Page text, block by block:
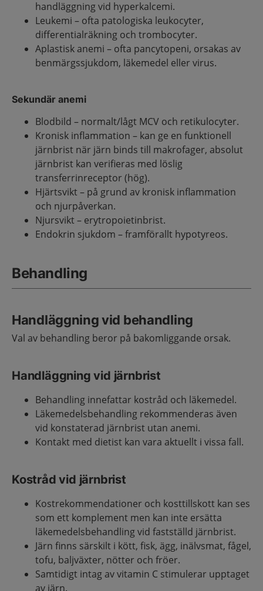
handläggning vid hyperkalcemi.
Leukemi – ofta patologiska leukocyter,
differentialräkning och trombocyter.
Aplastisk anemi – ofta pancytopeni, orsakas av
benmärgssjukdom, läkemedel eller virus.
Sekundär anemi
Blodbild – normalt/lågt MCV och retikulocyter.
Kronisk inflammation – kan ge en funktionell
järnbrist när järn binds till makrofager, absolut
järnbrist kan verifieras med löslig
transferrinreceptor (hög).
Hjärtsvikt – på grund av kronisk inflammation
och njurpåverkan.
Njursvikt – erytropoietinbrist.
Endokrin sjukdom – framförallt hypotyreos.
Behandling
Handläggning vid behandling
Val av behandling beror på bakomliggande orsak.
Handläggning vid järnbrist
Behandling innefattar kostråd och läkemedel.
Läkemedelsbehandling rekommenderas även
vid konstaterad järnbrist utan anemi.
Kontakt med dietist kan vara aktuellt i vissa fall.
Kostråd vid järnbrist
Kostrekommendationer och kosttillskott kan ses
som ett komplement men kan inte ersätta
läkemedelsbehandling vid fastställd järnbrist.
Järn finns särskilt i kött, fisk, ägg, inälvsmat, fågel,
tofu, baljväxter, nötter och fröer.
Samtidigt intag av vitamin C stimulerar upptaget
av järn.